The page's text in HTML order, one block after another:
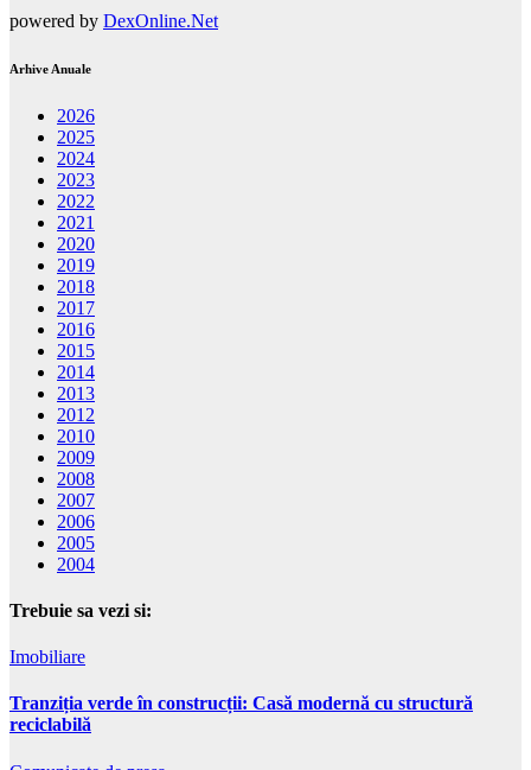
powered by DexOnline.Net
Arhive Anuale
2026
2025
2024
2023
2022
2021
2020
2019
2018
2017
2016
2015
2014
2013
2012
2010
2009
2008
2007
2006
2005
2004
Trebuie sa vezi si:
Imobiliare
Tranziția verde în construcții: Casă modernă cu structură
reciclabilă